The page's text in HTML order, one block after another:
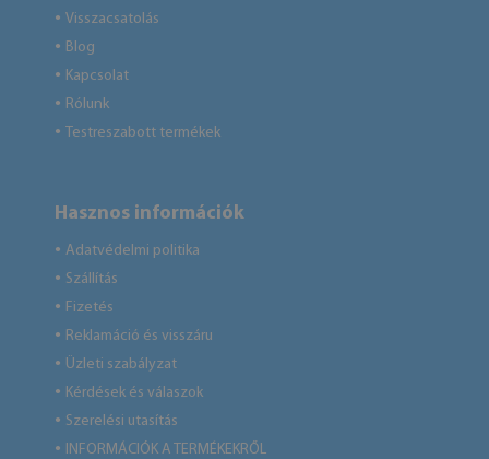
● Visszacsatolás
● Blog
● Kapcsolat
● Rólunk
● Testreszabott termékek
Hasznos információk
● Adatvédelmi politika
● Szállítás
● Fizetés
● Reklamáció és visszáru
● Üzleti szabályzat
● Kérdések és válaszok
● Szerelési utasítás
● INFORMÁCIÓK A TERMÉKEKRŐL